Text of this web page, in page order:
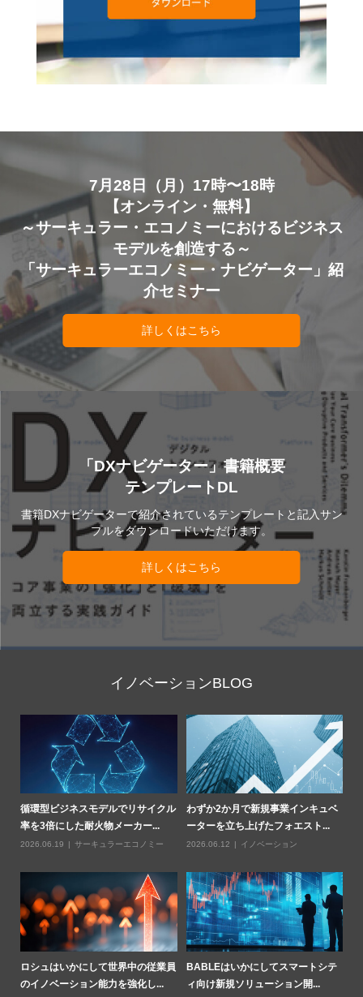
7月28日（月）17時〜18時
【オンライン・無料】
～サーキュラー・エコノミーにおけるビジネス
モデルを創造する～
「サーキュラーエコノミー・ナビゲーター」紹
介セミナー
詳しくはこちら
「DXナビゲーター」書籍概要
テンプレートDL
書籍DXナビゲーターで紹介されているテンプレートと記入サン
プルをダウンロードいただけます。
詳しくはこちら
イノベーションBLOG
循環型ビジネスモデルでリサイクル
率を3倍にした耐火物メーカー...
2026.06.19 サーキュラーエコノミー
わずか2か月で新規事業インキュベ
ーターを立ち上げたフォエスト...
2026.06.12 イノベーション
ロシュはいかにして世界中の従業員
のイノベーション能力を強化し...
BABLEはいかにしてスマートシテ
ィ向け新規ソリューション開...